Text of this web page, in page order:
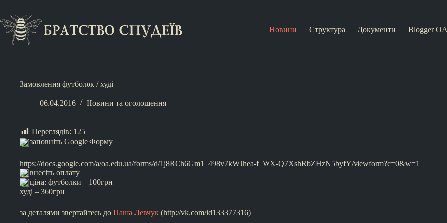
Новини Структура Документи Blogger OA
Замовлення футболок / худі
06.04.2016 Новини та оголошення
Переглядів: 125
заповніть Google Форму
https://docs.google.com/a/oa.edu.ua/forms/d/1j8RCh6Gm1_498v7kWJhea-f_WX-Q7XshRbZHzN5byfY/viewform?c=0&w=1
внесіть оплату
ціна: футболки – 100грн
худі – 360грн
за деталями звертайтесь до Паша Левчук (http://vk.com/id133377316)